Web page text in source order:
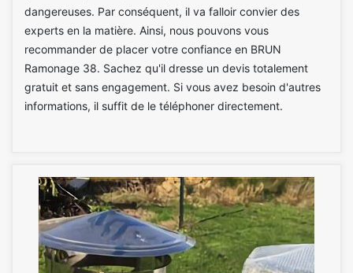
dangereuses. Par conséquent, il va falloir convier des
experts en la matière. Ainsi, nous pouvons vous
recommander de placer votre confiance en BRUN
Ramonage 38. Sachez qu'il dresse un devis totalement
gratuit et sans engagement. Si vous avez besoin d'autres
informations, il suffit de le téléphoner directement.